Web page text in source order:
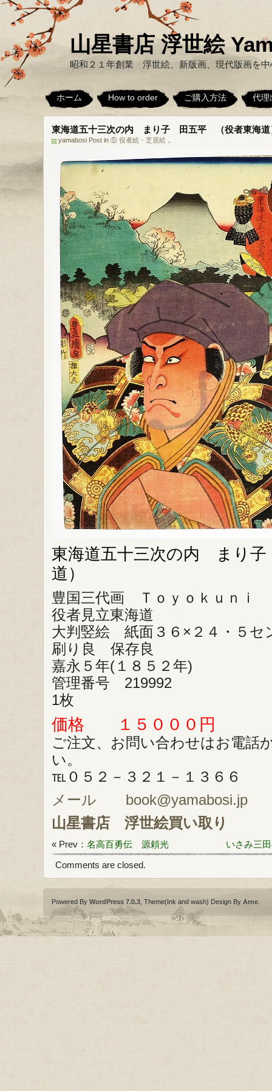
山星書店 浮世絵
昭和２１年創業 浮世絵、新版画、現代版画を
ホーム How to order ご購入方法 代理
東海道五十三次の内 まり子 田五平 （役者東海道
yamabosi Post in ⑤ 役者絵・芝居絵 ，
東海道五十三次の内 まり
道）
豊国三代画 Ｔｏｙｏｋｕｎ
役者見立東海道
大判竪絵 紙面３６×２４・５セ
刷り良 保存良
嘉永５年(１８５２年)
管理番号 219992
1枚
価格 １５０００円
ご注文、お問い合わせはお電話
い。
℡０５２－３２１－１３６６
メール book@yamabosi.jp
山星書店
浮世絵買い取り
« Prev： 名高百勇伝 源頼光
いさみ三
Comments are closed.
Powered By WordPress 7.0.3 , Theme(Ink and wash) Design By Arne